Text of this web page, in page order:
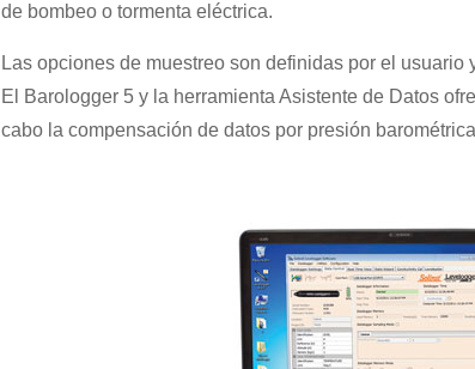
de bombeo o tormenta eléctrica.
Las opciones de muestreo son definidas por el
El Barologger 5 y la herramienta Asistente de Datos
cabo la compensación de datos por presión